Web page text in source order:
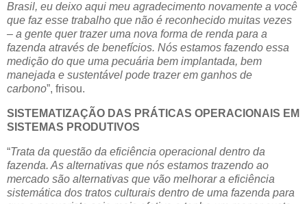
Brasil, eu deixo aqui meu agradecimento novamente a você
que faz esse trabalho que não é reconhecido muitas vezes
– a gente quer trazer uma nova forma de renda para a
fazenda através de benefícios. Nós estamos fazendo essa
medição do que uma pecuária bem implantada, bem
manejada e sustentável pode trazer em ganhos de
carbono”, frisou.
SISTEMATIZAÇÃO DAS PRÁTICAS OPERACIONAIS EM
SISTEMAS PRODUTIVOS
“Trata da questão da eficiência operacional dentro da
fazenda. As alternativas que nós estamos trazendo ao
mercado são alternativas que vão melhorar a eficiência
sistemática dos tratos culturais dentro de uma fazenda para